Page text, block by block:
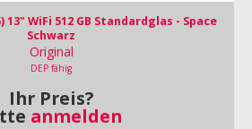
13" WiFi 512 GB Standardglas - Space
Schwarz
Original
DEP fähig
Ihr Preis?
anmelden